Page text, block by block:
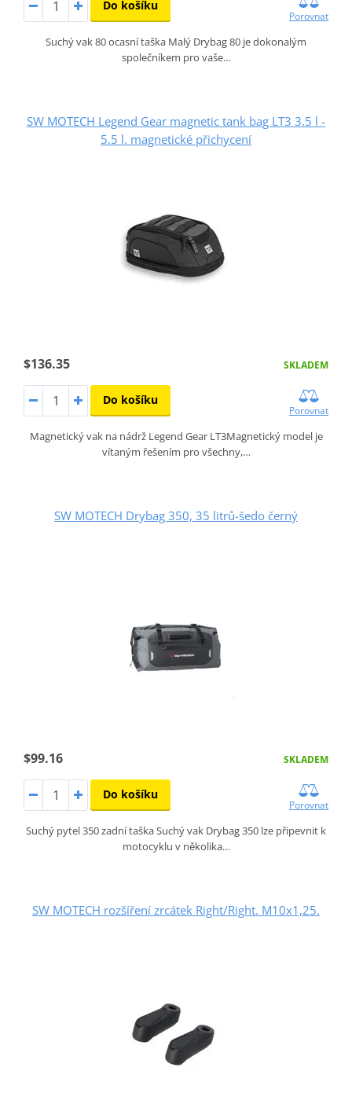
Do košíku
Porovnat
Suchý vak 80 ocasní taška Malý Drybag 80 je dokonalým
společníkem pro vaše…
SW MOTECH Legend Gear magnetic tank bag LT3 3.5 l -
5.5 l. magnetické přichycení
$136.35 SKLADEM
Do košíku
Porovnat
Magnetický vak na nádrž Legend Gear LT3Magnetický model je
vítaným řešením pro všechny,…
SW MOTECH Drybag 350, 35 litrů-šedo černý
$99.16 SKLADEM
Do košíku
Porovnat
Suchý pytel 350 zadní taška Suchý vak Drybag 350 lze připevnit k
motocyklu v několika…
SW MOTECH rozšíření zrcátek Right/Right. M10x1,25.